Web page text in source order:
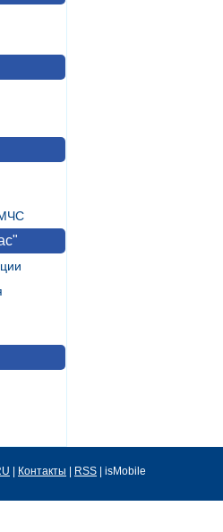
МЧС
Контакты RSS | isMobile